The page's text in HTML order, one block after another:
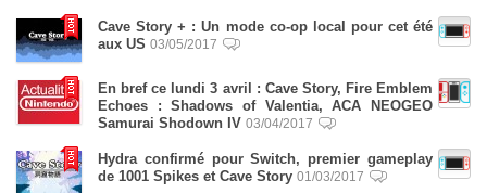
Cave Story + : Un mode co-op local pour cet été
aux US 03/05/2017
En bref ce lundi 3 avril : Cave Story, Fire Emblem
Echoes : Shadows of Valentia, ACA NEOGEO
Samurai Shodown IV 03/04/2017
Hydra confirmé pour Switch, premier gameplay
de 1001 Spikes et Cave Story 01/03/2017